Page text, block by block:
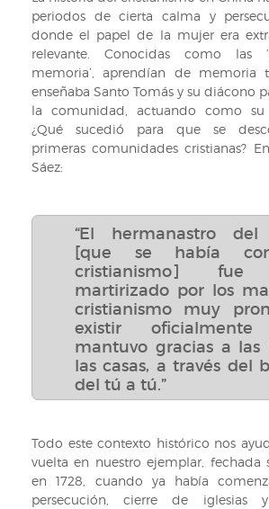
et
al.,
Éditions
du
Jubilé.
en
una
escena
eucarística.
Por
F.
José
López
Sáez
y
Omega
periodos de cierta calma y
donde el papel de la mujer era
relevante. Conocidas como las
memoria’, aprendían de
enseñaba Santo Tomás y su diácono
la comunidad, actuando como su
¿Qué sucedió para que se
primeras comunidades cristianas?
Sáez:
“El hermanastro del
[que se había
cristianismo] fue
martirizado por los
cristianismo muy
existir
mantuvo gracias a las
las casas, a través del
del tú a tú.”
Todo este contexto histórico nos
vuelta en nuestro ejemplar, fechada
en 1728, cuando ya había
persecución, cierre de iglesias